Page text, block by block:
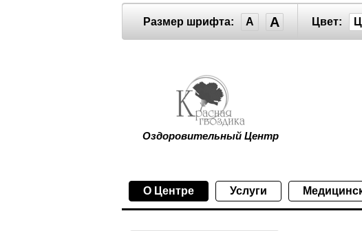
Размер шрифта: A A Цвет: Ц
Оздоровительный Центр
О Центре Услуги